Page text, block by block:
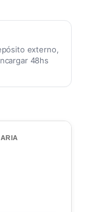
externo,
48hs